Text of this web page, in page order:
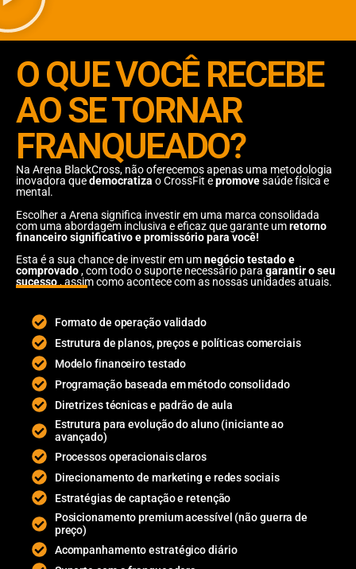
O QUE VOCÊ RECEBE
AO SE TORNAR
FRANQUEADO?
Na Arena BlackCross, não oferecemos apenas uma metodologia
inovadora quedemocratiza o CrossFit epromovesaúde física e
mental.
Escolher a Arena significa investir em uma marca consolidada
com uma abordagem inclusiva e eficaz que garante umretorno
financeiro significativo e promissório para você!
Esta é a sua chance de investir em umnegócio testado e
comprovado, com todo o suporte necessário para garantir o seu
sucesso, assim como acontece com as nossas unidades atuais.
Formato de operação validado
Estrutura de planos, preços e políticas comerciais
Modelo financeiro testado
Programação baseada em método consolidado
Diretrizes técnicas e padrão de aula
Estrutura para evolução do aluno (iniciante ao
avançado)
Processos operacionais claros
Direcionamento de marketing e redes sociais
Estratégias de captação e retenção
Posicionamento premium acessível (não guerra de
preço)
Acompanhamento estratégico diário